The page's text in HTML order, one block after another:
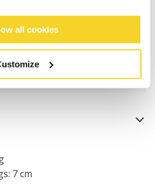
all cookies
werden noch am selben
für Bestellungen über 50€
7 cm